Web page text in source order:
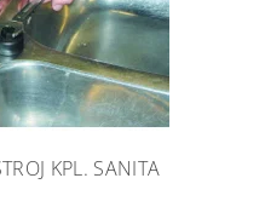
KPL. SANITA